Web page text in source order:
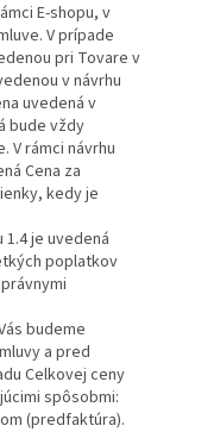
E-shopu, v
V prípade
pri Tovare v
v návrhu
uvedená v
bude vždy
V rámci návrhu
Cena za
kedy je
je uvedená
poplatkov
budeme
a pred
Celkovej ceny
spôsobmi:
(predfaktúra).